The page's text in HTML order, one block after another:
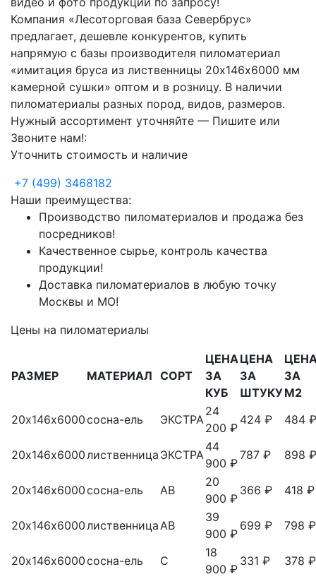
Компания «Лесоторговая база Севербрус»
предлагает, дешевле конкурентов, купить
напрямую с базы производителя пиломатериал
«имитация бруса из лиственницы 20х146х6000 мм
камерной сушки» оптом и в розницу. В наличии
пиломатериалы разных пород, видов, размеров.
Нужный ассортимент уточняйте — Пишите или
Звоните нам!:
Уточнить стоимость и наличие
+7 (499) 3468182
Наши преимущества:
Производство пиломатериалов и продажа без
посредников!
Качественное сырье, контроль качества
продукции!
Доставка пиломатериалов в любую точку
Москвы и МО!
Цены на пиломатериалы
РАЗМЕР МАТЕРИАЛ СОРТ
ЦЕНА
ЗА
КУБ
ЦЕНА
ЗА
ШТУКУ
ЗА
М2
20х146х6000сосна-ель ЭКСТРА
24
200 ₽
424 ₽ 484 ₽
20х146х6000лиственница ЭКСТРА
44
900 ₽
787 ₽ 898 ₽
20х146х6000сосна-ель АВ
20
900 ₽
366 ₽ 418 ₽
20х146х6000лиственница АВ
39
900 ₽
699 ₽ 798 ₽
20х146х6000сосна-ель С
18
900 ₽
331 ₽ 378 ₽